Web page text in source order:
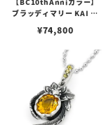
ブラッディマリー KAI リ
¥74,800